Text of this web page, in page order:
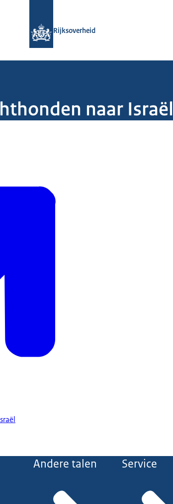
Rijksoverheid
naar Israël
Andere talen Service